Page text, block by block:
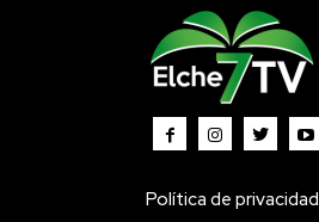
Política de privacidad